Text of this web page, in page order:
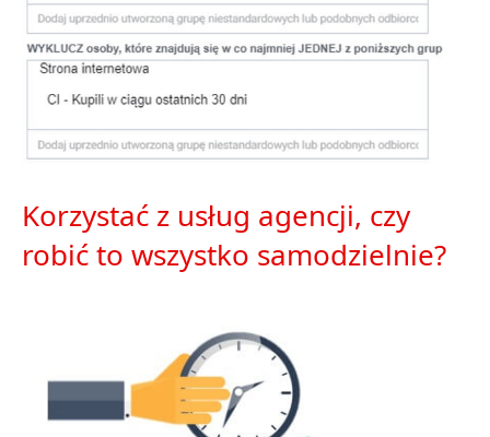
Korzystać z usług agencji, czy
robić to wszystko samodzielnie?